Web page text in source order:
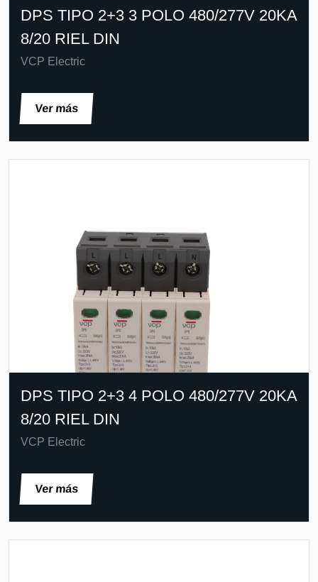
DPS TIPO 2+3 3 POLO 480/277V 20KA
8/20 RIEL DIN
VCP Electric
Ver más
DPS TIPO 2+3 4 POLO 480/277V 20KA
8/20 RIEL DIN
VCP Electric
Ver más